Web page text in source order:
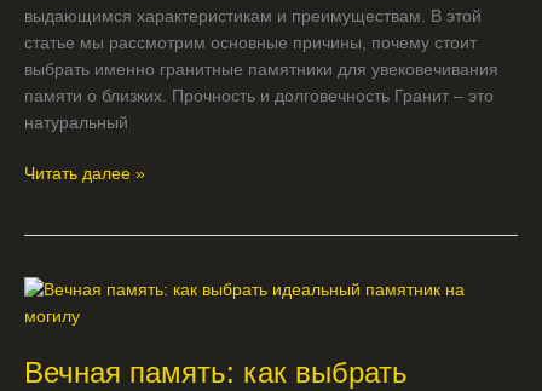
выдающимся характеристикам и преимуществам. В этой
статье мы рассмотрим основные причины, почему стоит
выбрать именно гранитные памятники для увековечивания
памяти о близких. Прочность и долговечность Гранит – это
натуральный
Читать далее »
Вечная память: как выбрать
Вечная
память:
выбрать